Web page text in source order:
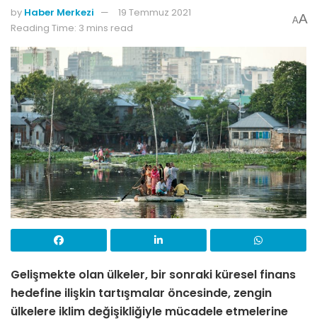
by Haber Merkezi
19 Temmuz 2021
Reading Time: 3 mins read
AA
Gelişmekte olan ülkeler, bir sonraki küresel finans
hedefine ilişkin tartışmalar öncesinde, zengin
ülkelere iklim değişikliğiyle mücadele etmelerine